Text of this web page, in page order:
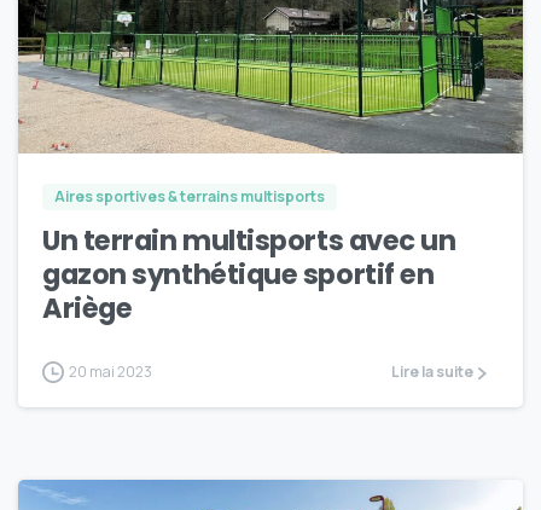
4
Aires sportives & terrains multisports
Un terrain multisports avec un
gazon synthétique sportif en
Ariège
20 mai 2023 Lire la suite